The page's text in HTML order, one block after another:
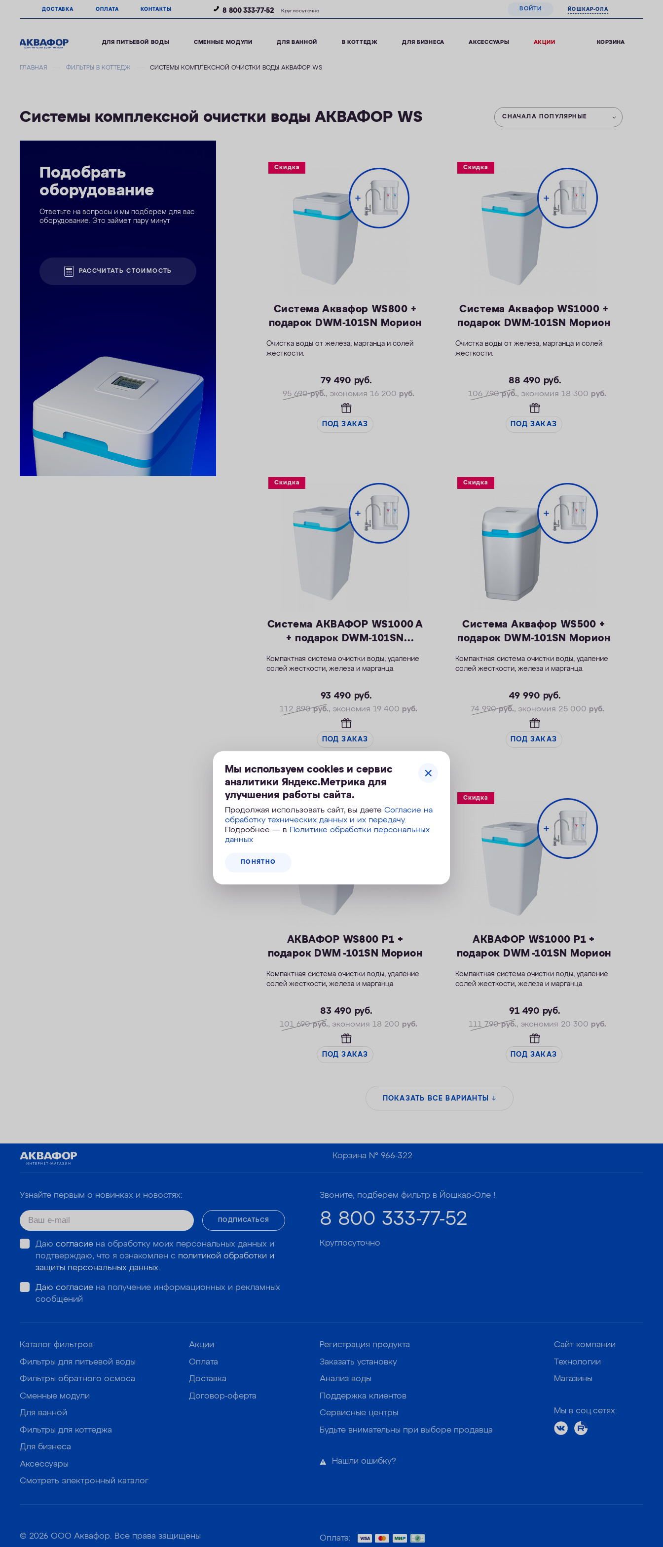
ДОСТАВКА ОПЛАТА КОНТАКТЫ 8 800 333-77-52 Круглосуточно ВОЙТИ ЙОШКАР-ОЛА
ДЛЯ ПИТЬЕВОЙ ВОДЫ СМЕННЫЕ МОДУЛИ ДЛЯ ВАННОЙ В КОТТЕДЖ ДЛЯ БИЗНЕСА АКСЕССУАРЫ АКЦИИ КОРЗИНА
ГЛАВНАЯ ФИЛЬТРЫ В КОТТЕДЖ СИСТЕМЫ КОМПЛЕКСНОЙ ОЧИСТКИ ВОДЫ АКВАФОР WS
Системы комплексной очистки воды АКВАФОР WS
Подобрать
оборудование
Ответьте на вопросы и мы подберем для вас
оборудование. Это займет пару минут
РАССЧИТАТЬ СТОИМОСТЬ
СНАЧАЛА ПОПУЛЯРНЫЕ
Скидка
Система Аквафор WS800 +
подарок DWM-101SN Морион
Очистка воды от железа, марганца и солей
жесткости.
— Максимальная удаляемая жесткость — 28
мг-экв/л
железа — 12 мг/л
— Максимальная удаляемая концентрация
— Размеры 404 х 485 х 706 мм
79 490 руб.
95 690руб., экономия 16 200 руб.
ПОД ЗАКАЗ
Скидка
Система Аквафор WS1000 +
подарок DWM-101SN Морион
Очистка воды от железа, марганца и солей
жесткости.
— Максимальная удаляемая жесткость — 34
мг-экв/л
железа —14 мг/л
— Максимальная удаляемая концентрация
— Размеры 404 х 485 х 795 мм
88 490 руб.
106 790руб., экономия 18 300 руб.
ПОД ЗАКАЗ
Скидка
Система АКВАФОР WS1000 A
+ подарок DWM-101SN
Компактная система очистки воды, удаление
солей жесткости, железа и марганца.
—Максимальное значение ПМО: до 10 мг О2/
—Максимальная удаляемая концентрация
—Максимальная удаляемая концентрация
растворенного марганца — 3 мг/л
—Объем воды/соли на регенерацию от 66
93 490 руб.
112 890руб., экономия 19 400 руб.
ПОД ЗАКАЗ
Скидка
Система Аквафор WS500 +
подарок DWM-101SN Морион
Компактная система очистки воды, удаление
солей жесткости, железа и марганца.
— Максимальная удаляемая жесткость — 24
мг-экв/л
железа — 10 мг/л
— Максимальная удаляемая концентрация
— Размеры 322 х 432 х 554 мм
49 990 руб.
74 990руб., экономия 25 000 руб.
ПОД ЗАКАЗ
Скидка
АКВАФОР WS800 P1 +
подарок DWM -101SN Морион
Компактная система очистки воды, удаление
солей жесткости, железа и марганца.
— Максимальная удаляемая жесткость — 28
мг-экв/л
железа — 12 мг/л
— Максимальная удаляемая концентрация
— Объем воды/соли на регенерацию от 43
— Удаляет сероводород до 1 мг/л
83 490 руб.
101 690руб., экономия 18 200 руб.
ПОД ЗАКАЗ
Скидка
АКВАФОР WS1000 P1 +
подарок DWM -101SN Морион
Компактная система очистки воды, удаление
солей жесткости, железа и марганца.
— Максимальная удаляемая жесткость — 34
мг-экв/л
железа — 14 мг/л
— Максимальная удаляемая концентрация
— Объем воды/соли на регенерацию от 70
литров / 1,4 кг
— Удаляет сероводород до 1 мг/л
91 490 руб.
111 790руб., экономия 20 300 руб.
ПОД ЗАКАЗ
ПОКАЗАТЬ ВСЕ ВАРИАНТЫ
Мы используем cookies и сервис
аналитики Яндекс.Метрика для
улучшения работы сайта.
Продолжая использовать сайт, вы даете Согласие на
обработку технических данных и их передачу.
Подробнее — в Политике обработки персональных
данных
ПОНЯТНО
Корзина №966-322
Узнайте первым о новинках и новостях:
ПОДПИСАТЬСЯ
Даю согласиена обработку моих персональных данных и
подтверждаю, что я ознакомлен с политикой обработки и
защиты персональных данных.
Даю согласиена получение информационных и рекламных
сообщений
Звоните, подберем фильтр в Йошкар-Оле !
8 800 333-77-52
Круглосуточно
Каталог фильтров
Фильтры для питьевой воды
Фильтры обратного осмоса
Сменные модули
Для ванной
Фильтры для коттеджа
Для бизнеса
Аксессуары
Смотреть электронный каталог
Акции
Оплата
Доставка
Договор-оферта
Регистрация продукта
Заказать установку
Анализ воды
Поддержка клиентов
Сервисные центры
Будьте внимательны при выборе продавца
Нашли ошибку?
Сайт компании
Технологии
Магазины
Мы в соц.сетях:
© 2026 ООО Аквафор. Все права защищены Оплата: